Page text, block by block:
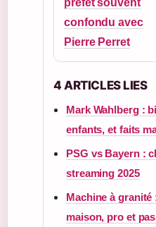
préfet souvent
confondu avec
Pierre Perret
4 ARTICLES LIES
Mark Wahlberg :
enfants, et faits
PSG vs Bayern :
streaming 2025
Machine à granité
maison, pro et